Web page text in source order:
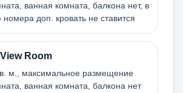
ванная комната, балкона нет, в
номера доп. кровать не ставится
Room
м., максимальное размещение
ванная комната, балкона нет